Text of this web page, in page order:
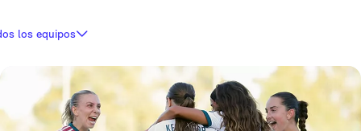
los equipos